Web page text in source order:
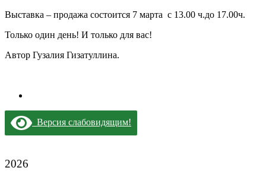
Выставка – продажа состоится 7 марта с 13.00 ч.до 17.00ч.
Только один день! И только для вас!
Автор Гузалия Гизатуллина.
Версия слабовидящим!
2026